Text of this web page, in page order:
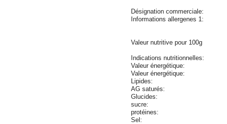
Désignation commerciale:
Informations allergenes 1:
Valeur nutritive pour 100g
Indications nutritionnelles:
Valeur énergétique:
Valeur énergétique:
Lipides:
AG saturés:
Glucides:
sucre:
protéines:
Sel: